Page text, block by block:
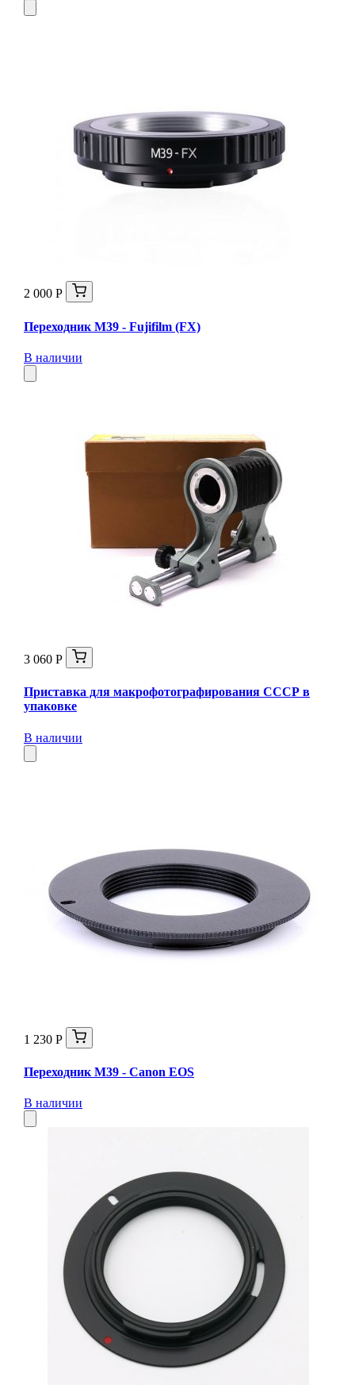
2 000 Р
Переходник М39 - Fujifilm (FX)
В наличии
3 060 Р
Приставка для макрофотографирования СССР в
упаковке
В наличии
1 230 Р
Переходник M39 - Canon EOS
В наличии